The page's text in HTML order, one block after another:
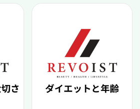
2026.04
2026.02